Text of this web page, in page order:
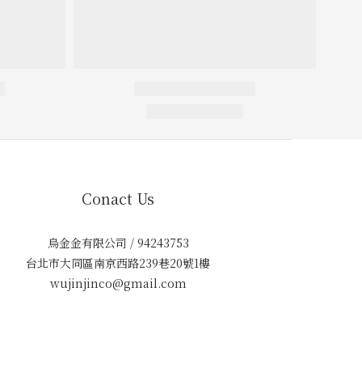
Conact Us
烏金金有限公司 / 94243753
台北市大同區南京西路239巷20號1樓
wujinjinco@gmail.com